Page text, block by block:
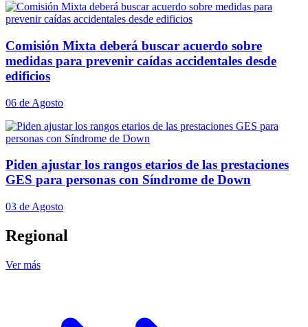
Comisión Mixta deberá buscar acuerdo sobre
medidas para prevenir caídas accidentales desde
edificios
06 de Agosto
Piden ajustar los rangos etarios de las prestaciones
GES para personas con Síndrome de Down
03 de Agosto
Regional
Ver más